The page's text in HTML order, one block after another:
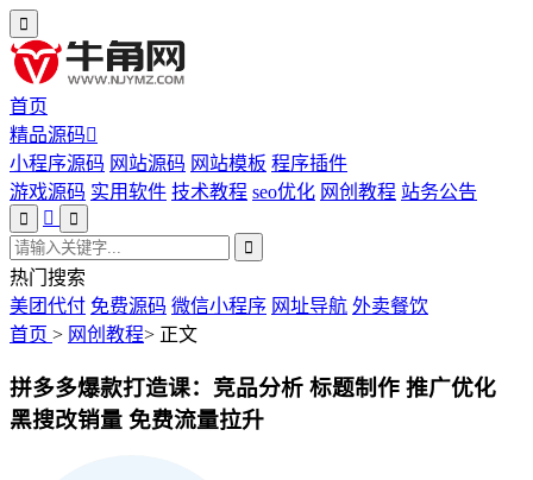
首页
精品源码
小程序源码 网站源码 网站模板 程序插件
游戏源码 实用软件 技术教程 seo优化 网创教程 站务公告
热门搜索
美团代付 免费源码 微信小程序 网址导航 外卖餐饮
首页 > 网创教程> 正文
拼多多爆款打造课：竞品分析 标题制作 推广优化
黑搜改销量 免费流量拉升